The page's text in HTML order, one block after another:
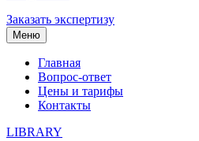
Заказать экспертизу
Меню
Главная
Вопрос-ответ
Цены и тарифы
Контакты
LIBRARY